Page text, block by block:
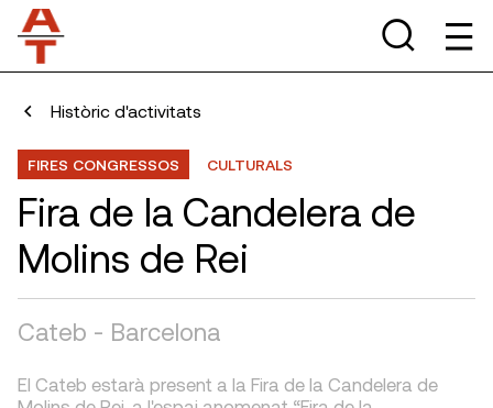
Històric d'activitats
FIRES CONGRESSOS CULTURALS
Fira de la Candelera de
Molins de Rei
Cateb - Barcelona
El Cateb estarà present a la Fira de la Candelera de